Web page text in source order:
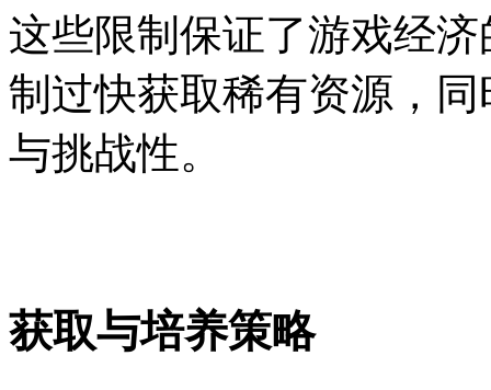
这些限制保证了游戏经
制过快获取稀有资源，
与挑战性。
获取与培养策略